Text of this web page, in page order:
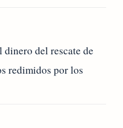
dinero del rescate de
redimidos por los